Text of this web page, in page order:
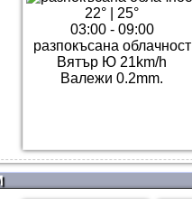
22°
25°
03:00 - 09:00
разпокъсана облачност
Вятър Ю 21km/h
Валежи 0.2mm.